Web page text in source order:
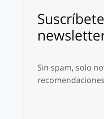
Sin spam, solo